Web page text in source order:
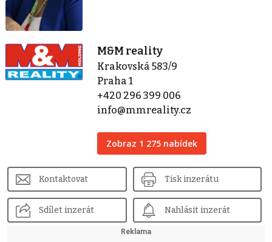
M&M reality
Krakovská 583/9
Praha 1
+420 296 399 006
info@mmreality.cz
Zobraz 1 275 nabídek
Kontaktovat Tisk inzerátu
Sdílet inzerát Nahlásit inzerát